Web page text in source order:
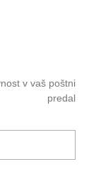
v vaš poštni
predal